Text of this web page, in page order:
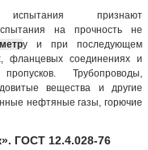
испытания признают
на прочность не
у и при последующем
фланцевых соединениях и
Трубопроводы,
вещества и другие
нефтяные газы, горючие
ГОСТ 12.4.028-76